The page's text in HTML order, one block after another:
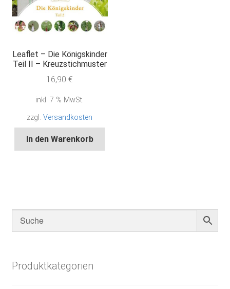
Leaflet – Die Königskinder
Teil II – Kreuzstichmuster
16,90€
inkl. 7 % MwSt.
zzgl.Versandkosten
In den Warenkorb
Produktkategorien